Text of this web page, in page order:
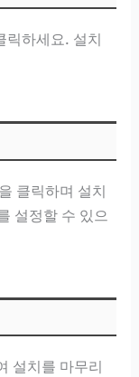
릭하세요. 설치
클릭하며 설치
설정할 수 있으
설치를 마무리